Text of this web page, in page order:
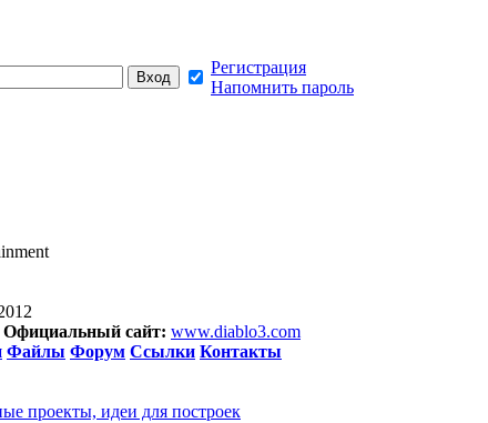
Регистрация
Напомнить пароль
Официальный сайт: www.diablo3.com
Файлы Форум Ссылки Контакты
проекты, идеи для построек